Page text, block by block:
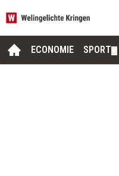
ECONOMIE SPORT